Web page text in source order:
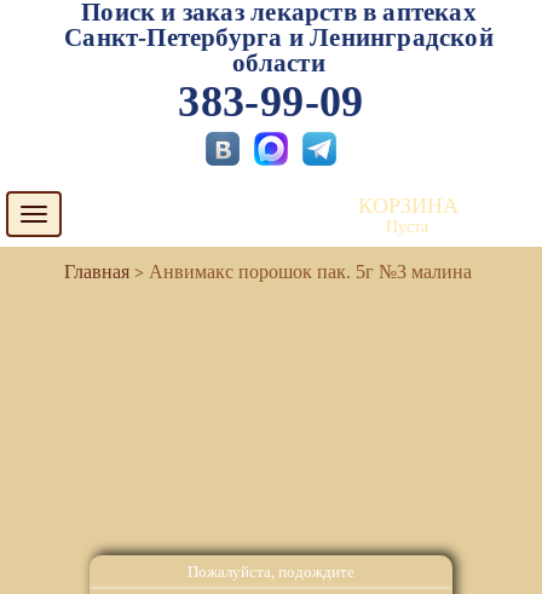
Пожалуйста, подождите
Поиск и заказ лекарств в аптеках
Санкт-Петербурга и Ленинградской
области
383-99-09
Toggle
navigation
КОРЗИНА
Пуста
Анвимакс порошок пак. 5г №3 малина